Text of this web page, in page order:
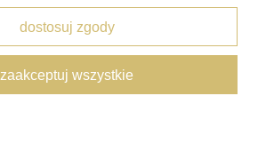
KOLEKCJE
dostosuj zgody
zaakceptuj wszystkie